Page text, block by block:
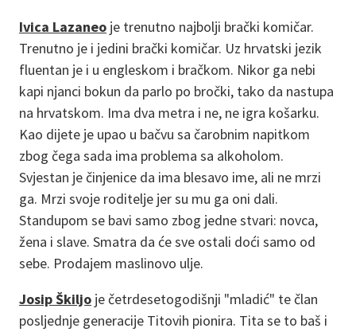
Ivica Lazaneo je trenutno najbolji brački komičar.
Trenutno je i jedini brački komičar. Uz hrvatski jezik
fluentan je i u engleskom i bračkom. Nikor ga nebi
kapi njanci bokun da parlo po bročki, tako da nastupa
na hrvatskom. Ima dva metra i ne, ne igra košarku.
Kao dijete je upao u bačvu sa čarobnim napitkom
zbog čega sada ima problema sa alkoholom.
Svjestan je činjenice da ima blesavo ime, ali ne mrzi
ga. Mrzi svoje roditelje jer su mu ga oni dali.
Standupom se bavi samo zbog jedne stvari: novca,
žena i slave. Smatra da će sve ostali doći samo od
sebe. Prodajem maslinovo ulje.
Josip Škiljo je četrdesetogodišnji "mladić" te član
posljednje generacije Titovih pionira. Tita se to baš i